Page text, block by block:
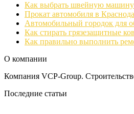
Как выбрать швейную машину
Прокат автомобиля в
Автомобильный городок для
Как стирать грязезащитные
Как правильно выполнить
О компании
Компания VCP-Group.
Последние статьи